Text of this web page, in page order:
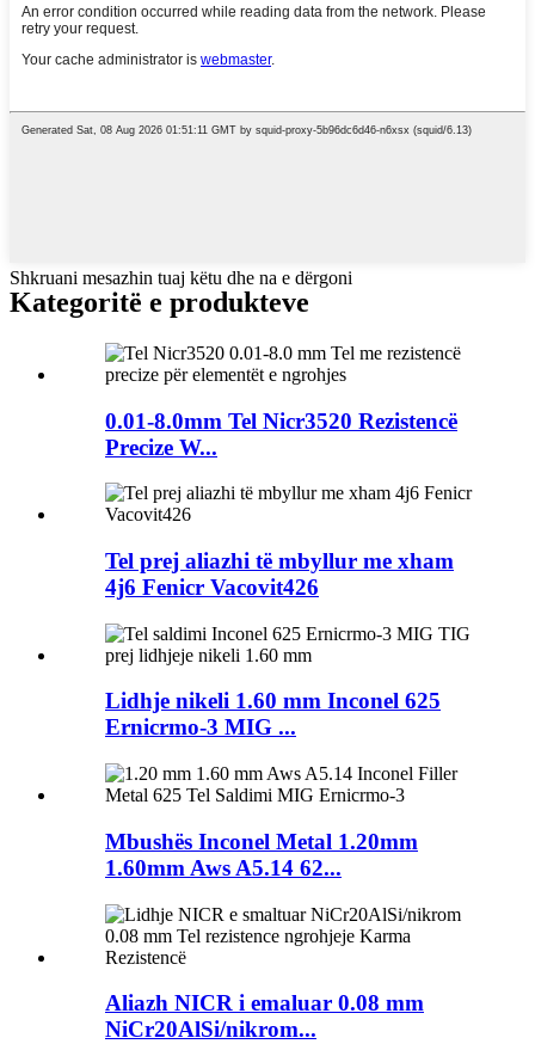
Shkruani mesazhin tuaj këtu dhe na e dërgoni
Kategoritë e produkteve
0.01-8.0mm Tel Nicr3520 Rezistencë
Precize W...
Tel prej aliazhi të mbyllur me xham
4j6 Fenicr Vacovit426
Lidhje nikeli 1.60 mm Inconel 625
Ernicrmo-3 MIG ...
Mbushës Inconel Metal 1.20mm
1.60mm Aws A5.14 62...
Aliazh NICR i emaluar 0.08 mm
NiCr20AlSi/nikrom...